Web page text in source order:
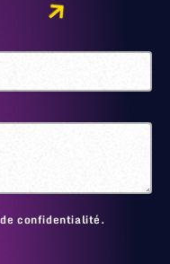
confidentialité.